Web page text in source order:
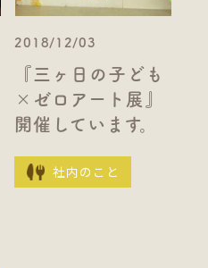
2018/12/03
『三ヶ日の子ども
×ゼロアート展』
開催しています。
社内のこと